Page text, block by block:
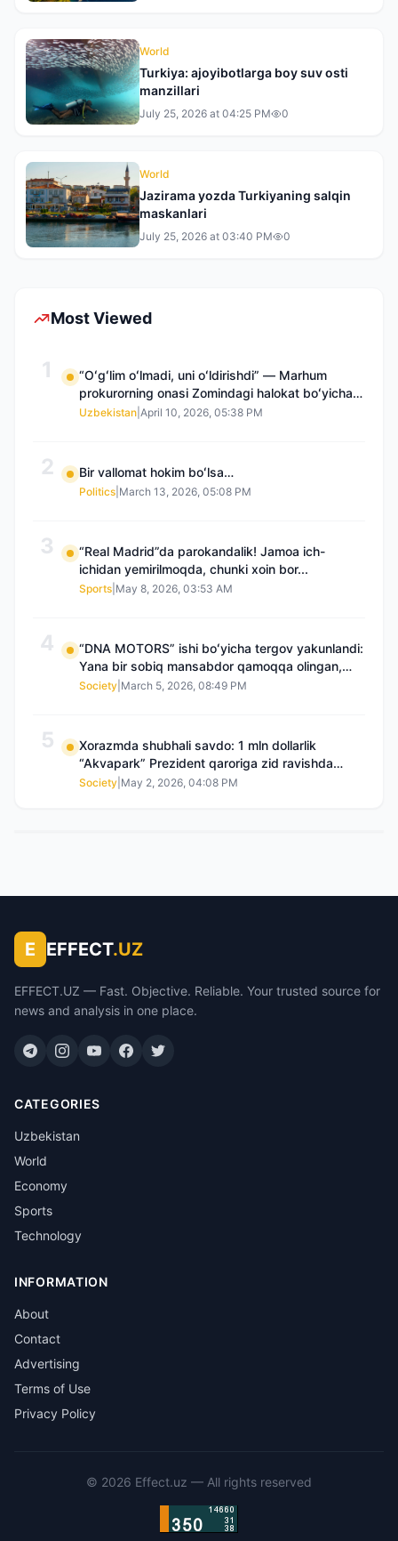
World
Turkiya: ajoyibotlarga boy suv osti
manzillari
July 25, 2026 at 04:25 PM 0
World
Jazirama yozda Turkiyaning salqin
maskanlari
July 25, 2026 at 03:40 PM 0
Most Viewed
1
“Oʻgʻlim oʻlmadi, uni oʻldirishdi” — Marhum
prokurorning onasi Zomindagi halokat boʻyicha
qayta tergov talab qilmoqda
Uzbekistan April 10, 2026, 05:38 PM
2 Bir vallomat hokim boʻlsa…
Politics March 13, 2026, 05:08 PM
3
“Real Madrid”da parokandalik! Jamoa ich-
ichidan yemirilmoqda, chunki xoin bor...
Sports May 8, 2026, 03:53 AM
4
“DNA MOTORS” ishi boʻyicha tergov yakunlandi:
Yana bir sobiq mansabdor qamoqqa olingan,
Saidnazirxanovaning “zami” gʻoyib boʻlgan
Society March 5, 2026, 08:49 PM
5
Xorazmda shubhali savdo: 1 mln dollarlik
“Akvapark” Prezident qaroriga zid ravishda
sotilgani maʼlum boʻldi
Society May 2, 2026, 04:08 PM
E EFFECT.UZ
EFFECT.UZ — Fast. Objective. Reliable. Your trusted source for
news and analysis in one place.
CATEGORIES
Uzbekistan
World
Economy
Sports
Technology
INFORMATION
About
Contact
Advertising
Terms of Use
Privacy Policy
© 2026 Effect.uz — All rights reserved